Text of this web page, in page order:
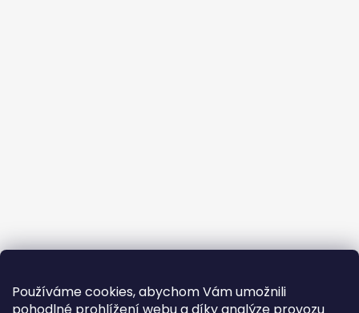
Používáme cookies, abychom Vám umožnili